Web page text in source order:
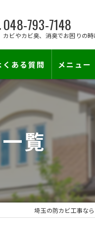
048-793-7148
カビやカビ臭、消臭でお困りの時
止符を。賃貸オーナー様
くある質問 メニュー
覧
埼玉の防カビ工事な